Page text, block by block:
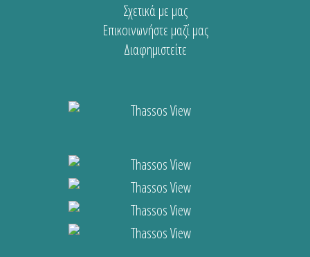
Σχετικά με μας
Επικοινωνήστε μαζί μας
Διαφημιστείτε